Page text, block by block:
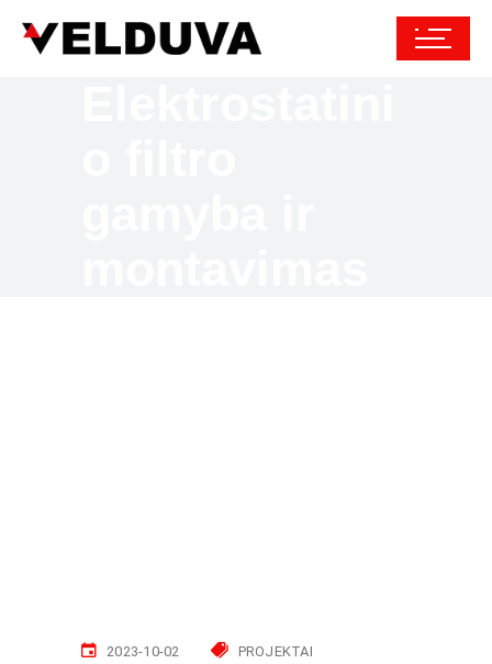
2023-10-02 PROJEKTAI